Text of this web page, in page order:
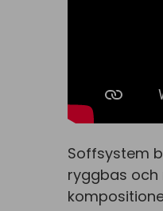
Soffsystem
ryggbas